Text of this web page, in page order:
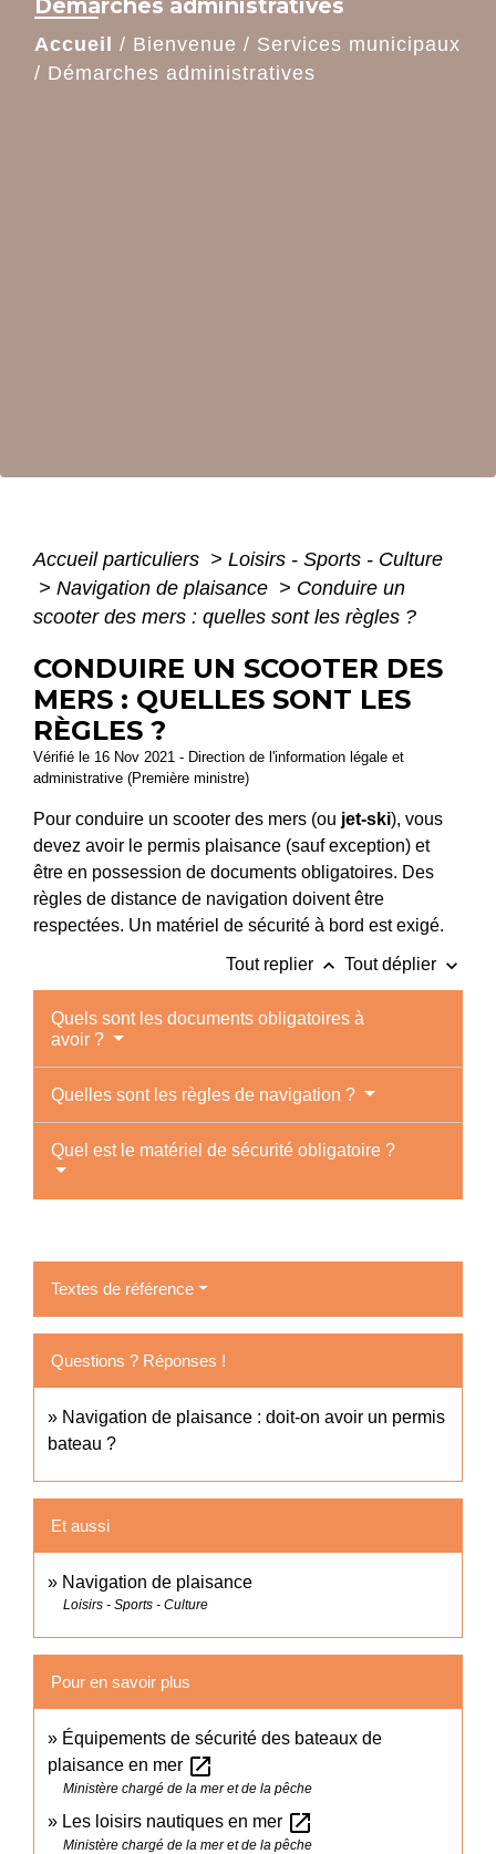
Démarches administratives
Accueil / Bienvenue / Services municipaux
/ Démarches administratives
Accueil particuliers > Loisirs - Sports - Culture
> Navigation de plaisance > Conduire un
scooter des mers : quelles sont les règles ?
CONDUIRE UN SCOOTER DES
MERS : QUELLES SONT LES
RÈGLES ?
Vérifié le 16 Nov 2021 - Direction de l'information légale et
administrative (Première ministre)
Pour conduire un scooter des mers (ou jet-ski), vous
devez avoir le permis plaisance (sauf exception) et
être en possession de documents obligatoires. Des
règles de distance de navigation doivent être
respectées. Un matériel de sécurité à bord est exigé.
Tout replier keyboard_arrow_up Tout déplier keyboard_arrow_down
Quels sont les documents obligatoires à
avoir ?
Quelles sont les règles de navigation ?
Quel est le matériel de sécurité obligatoire ?
Textes de référence
Questions ? Réponses !
Navigation de plaisance : doit-on avoir un permis
bateau ?
Et aussi
Navigation de plaisance
Loisirs - Sports - Culture
Pour en savoir plus
Équipements de sécurité des bateaux de
plaisance en mer open_in_new
Ministère chargé de la mer et de la pêche
Les loisirs nautiques en mer open_in_new
Ministère chargé de la mer et de la pêche